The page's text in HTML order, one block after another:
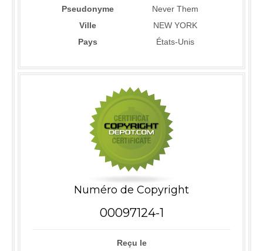
Pseudonyme
Never Them
Ville
NEW YORK
Pays
États-Unis
Numéro de Copyright
00097124-1
Reçu le